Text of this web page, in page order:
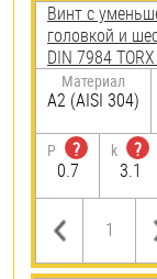
Винт с
головкой и
DIN 7984
Материал
А2 (AISI 304)
P
?
0.7
k
?
3.1